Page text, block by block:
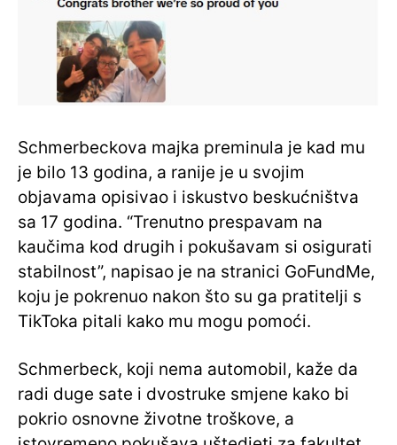
Schmerbeckova majka preminula je kad mu
je bilo 13 godina, a ranije je u svojim
objavama opisivao i iskustvo beskućništva
sa 17 godina. “Trenutno prespavam na
kaučima kod drugih i pokušavam si osigurati
stabilnost”, napisao je na stranici GoFundMe,
koju je pokrenuo nakon što su ga pratitelji s
TikToka pitali kako mu mogu pomoći.
Schmerbeck, koji nema automobil, kaže da
radi duge sate i dvostruke smjene kako bi
pokrio osnovne životne troškove, a